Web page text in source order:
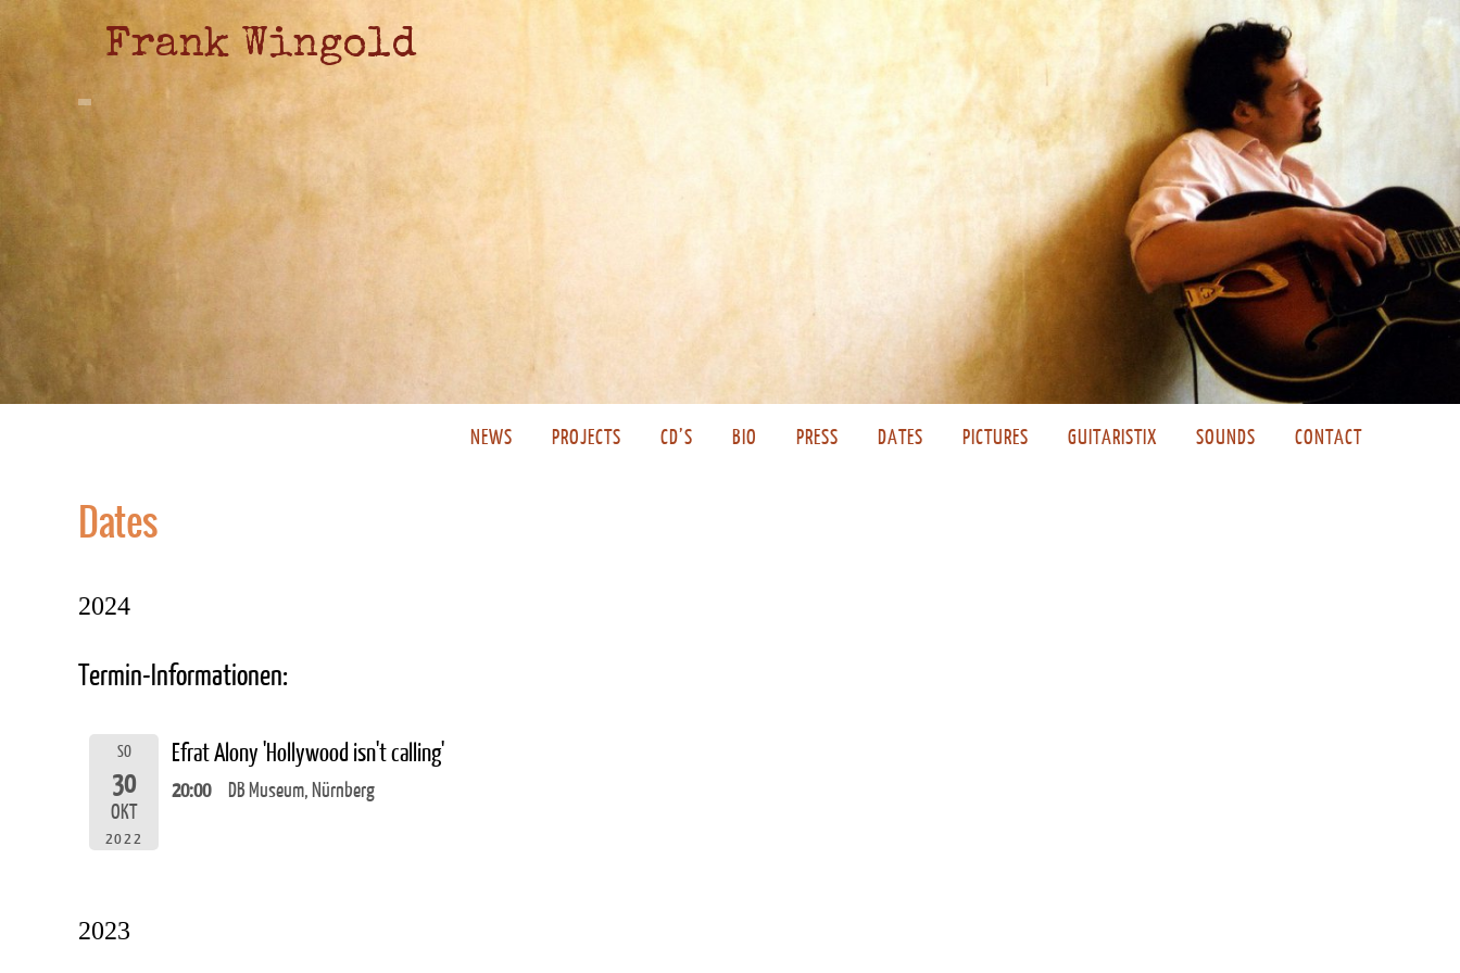
Frank Wingold
NEWS PROJECTS CD’S BIO PRESS DATES PICTURES GUITARISTIX SOUNDS CONTACT
Dates
2024
Termin-Informationen:
SO
30
OKT
2022
Efrat Alony 'Hollywood isn't calling'
20:00 DB Museum, Nürnberg
2023